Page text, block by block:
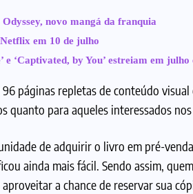
novo mangá da franquia
em 10 de julho
‘Captivated, by You’ estreiam em julho
páginas repletas de conteúdo
quanto para aqueles interessados
de adquirir o livro em pré-
ainda mais fácil. Sendo assim,
a chance de reservar sua